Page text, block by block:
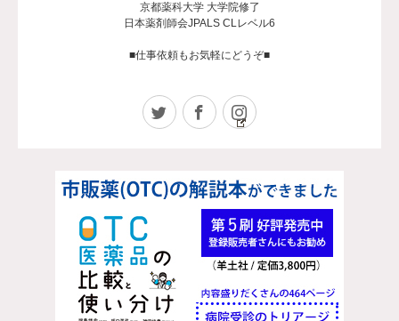
京都薬科大学 大学院修了
日本薬剤師会JPALS CLレベル6
■仕事依頼もお気軽にどうぞ■
Twitter Facebook